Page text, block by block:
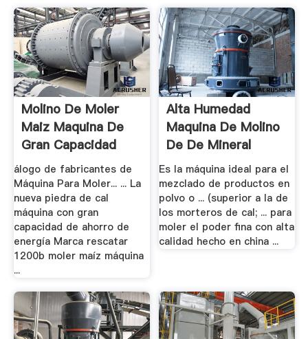
Molino De Moler
Maiz Maquina De
Gran Capacidad
álogo de fabricantes de
Máquina Para Moler... ... La
nueva piedra de cal
máquina con gran
capacidad de ahorro de
energía Marca rescatar
1200b moler maíz máquina
...
Alta Humedad
Maquina De Molino
De De Mineral
Es la máquina ideal para el
mezclado de productos en
polvo o ... (superior a la de
los morteros de cal; ... para
moler el poder fina con alta
calidad hecho en china ...